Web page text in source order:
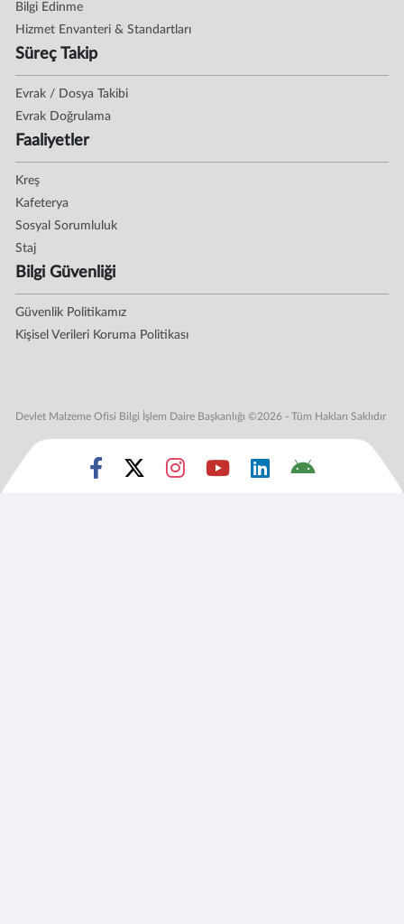
Bilgi Edinme
Hizmet Envanteri & Standartları
Süreç Takip
Evrak / Dosya Takibi
Evrak Doğrulama
Faaliyetler
Kreş
Kafeterya
Sosyal Sorumluluk
Staj
Bilgi Güvenliği
Güvenlik Politikamız
Kişisel Verileri Koruma Politikası
Devlet Malzeme Ofisi Bilgi İşlem Daire Başkanlığı ©2026 - Tüm Hakları Saklıdır